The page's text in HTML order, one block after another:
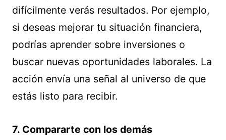
difícilmente verás resultados. Por ejemplo,
si deseas mejorar tu situación financiera,
podrías aprender sobre inversiones o
buscar nuevas oportunidades laborales. La
acción envía una señal al universo de que
estás listo para recibir.
7. Compararte con los demás